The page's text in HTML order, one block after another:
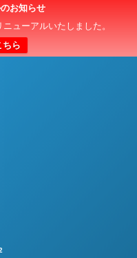
お知らせ
ューアルいたしました。
ちら
手権（U-15）大会